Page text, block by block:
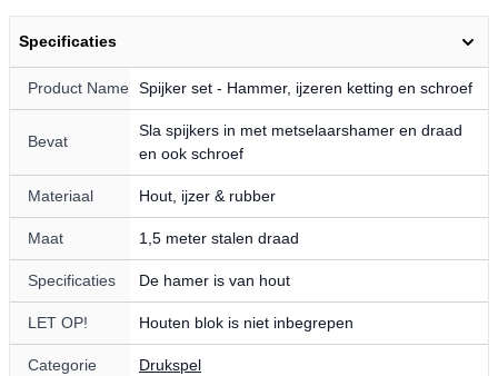
Specificaties
Product Name Spijker set - Hammer, ijzeren ketting en schroef
Bevat
Sla spijkers in met metselaarshamer en draad
en ook schroef
Materiaal Hout, ijzer & rubber
Maat 1,5 meter stalen draad
Specificaties De hamer is van hout
LET OP! Houten blok is niet inbegrepen
Categorie Drukspel